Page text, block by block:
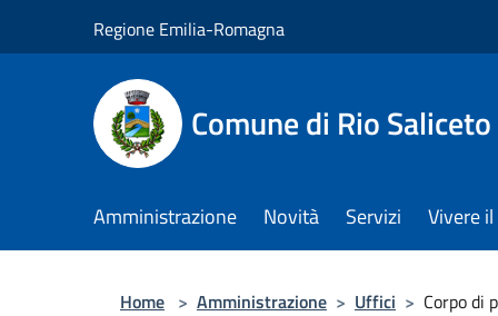
Regione Emilia-Romagna
Comune di Rio Saliceto
Amministrazione Novità Servizi Vivere
Home > Amministrazione > Uffici > Corpo di